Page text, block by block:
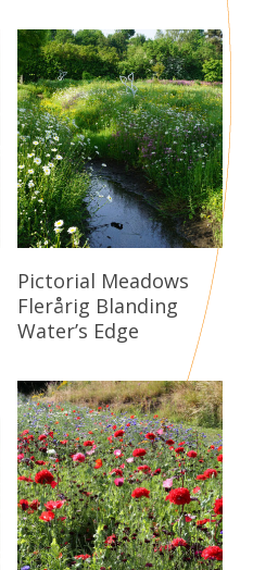
Læs Mere
Pictorial Meadows
Flerårig Blanding
Water’s Edge